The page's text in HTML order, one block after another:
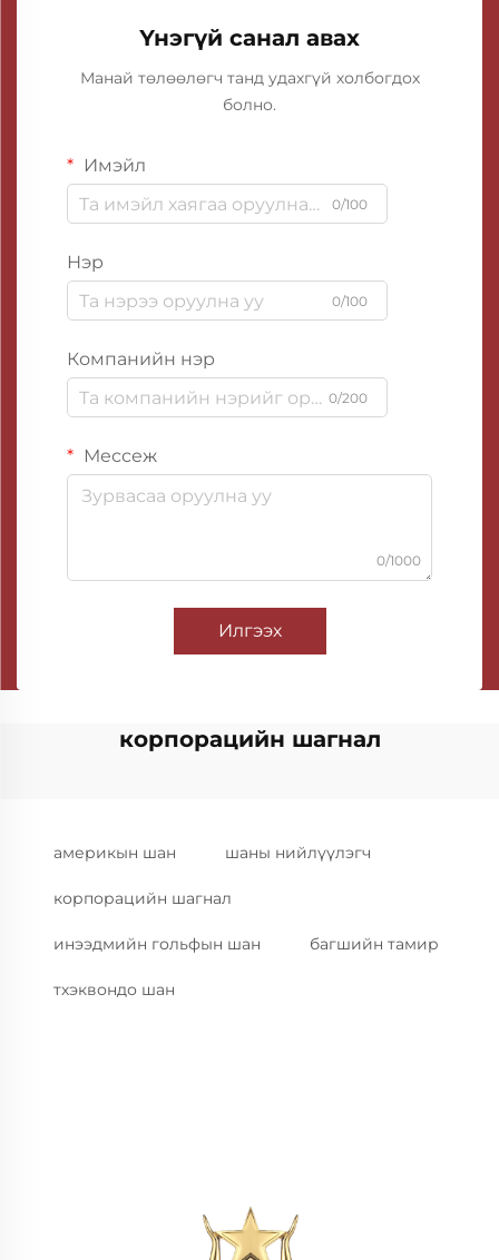
Үнэгүй санал авах
Манай төлөөлөгч танд удахгүй холбогдох
болно.
Имэйл
0/100
Нэр
0/100
Компанийн нэр
0/200
Мессеж
0/1000
Илгээх
корпорацийн шагнал
америкын шан шаны нийлүүлэгч
корпорацийн шагнал
инээдмийн гольфын шан багшийн тамир
тхэквондо шан